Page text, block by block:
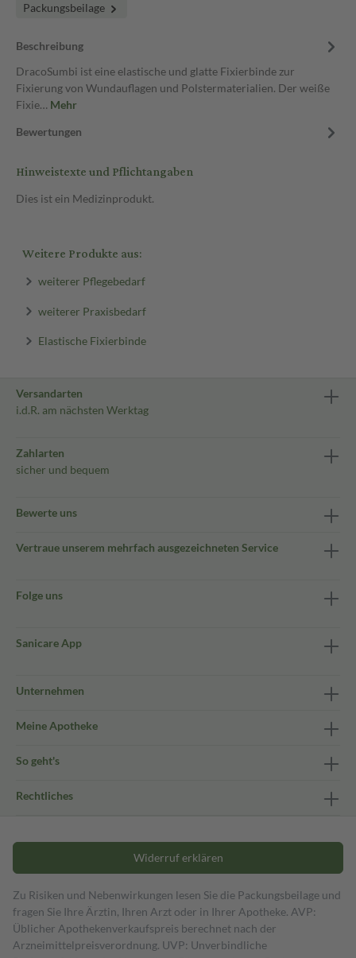
Packungsbeilage
Beschreibung
DracoSumbi ist eine elastische und glatte Fixierbinde zur
Fixierung von Wundauflagen und Polstermaterialien. Der weiße
Fixie… Mehr
Bewertungen
Hinweistexte und Pflichtangaben
Dies ist ein Medizinprodukt.
Weitere Produkte aus:
weiterer Pflegebedarf
weiterer Praxisbedarf
Elastische Fixierbinde
Versandarten
i.d.R. am nächsten Werktag
Zahlarten
sicher und bequem
Bewerte uns
Vertraue unserem mehrfach ausgezeichneten Service
Folge uns
Sanicare App
Unternehmen
Meine Apotheke
So geht's
Rechtliches
Widerruf erklären
Zu Risiken und Nebenwirkungen lesen Sie die Packungsbeilage und
fragen Sie Ihre Ärztin, Ihren Arzt oder in Ihrer Apotheke. AVP:
Üblicher Apothekenverkaufspreis berechnet nach der
Arzneimittelpreisverordnung. UVP: Unverbindliche